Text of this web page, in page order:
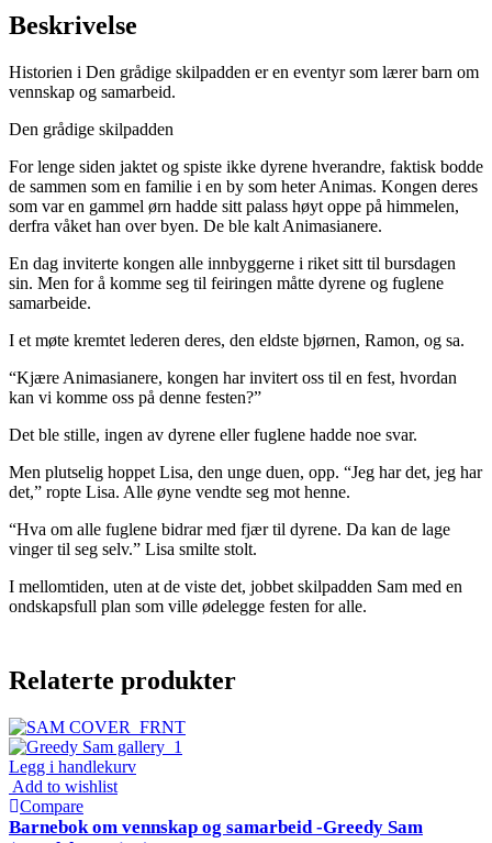
Beskrivelse
Historien i Den grådige skilpadden er en eventyr som lærer barn om
vennskap og samarbeid.
Den grådige skilpadden
For lenge siden jaktet og spiste ikke dyrene hverandre, faktisk bodde
de sammen som en familie i en by som heter Animas. Kongen deres
som var en gammel ørn hadde sitt palass høyt oppe på himmelen,
derfra våket han over byen. De ble kalt Animasianere.
En dag inviterte kongen alle innbyggerne i riket sitt til bursdagen
sin. Men for å komme seg til feiringen måtte dyrene og fuglene
samarbeide.
I et møte kremtet lederen deres, den eldste bjørnen, Ramon, og sa.
“Kjære Animasianere, kongen har invitert oss til en fest, hvordan
kan vi komme oss på denne festen?”
Det ble stille, ingen av dyrene eller fuglene hadde noe svar.
Men plutselig hoppet Lisa, den unge duen, opp. “Jeg har det, jeg har
det,” ropte Lisa. Alle øyne vendte seg mot henne.
“Hva om alle fuglene bidrar med fjær til dyrene. Da kan de lage
vinger til seg selv.” Lisa smilte stolt.
I mellomtiden, uten at de viste det, jobbet skilpadden Sam med en
ondskapsfull plan som ville ødelegge festen for alle.
Relaterte produkter
Legg i handlekurv
Add to wishlist
Compare
Barnebok om vennskap og samarbeid -Greedy Sam